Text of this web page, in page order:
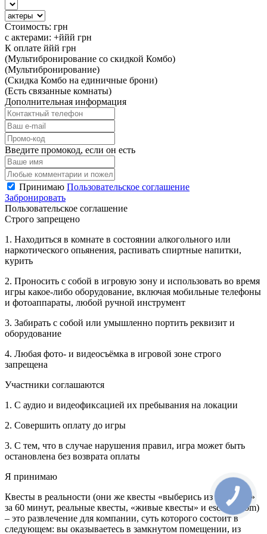
Стоимость: грн
с актерами: +ййй грн
К оплате ййй грн
(Мультибронирование со скидкой Комбо)
(Мультибронирование)
(Скидка Комбо на единичные брони)
(Есть связанные комнаты)
Дополнительная информация
Введите промокод, если он есть
Принимаю Пользовательское соглашение
Забронировать
Пользовательское соглашение
Строго запрещено
1. Находиться в комнате в состоянии алкогольного или
наркотического опьянения, распивать спиртные напитки,
курить
2. Проносить с собой в игровую зону и использовать во время
игры какое-либо оборудование, включая мобильные телефоны
и фотоаппараты, любой ручной инструмент
3. Забирать с собой или умышленно портить реквизит и
оборудование
4. Любая фото- и видеосъёмка в игровой зоне строго
запрещена
Участники соглашаются
1. С аудио и видеофиксацией их пребывания на локации
2. Совершить оплату до игры
3. С тем, что в случае нарушения правил, игра может быть
остановлена без возврата оплаты
Я принимаю
Квесты в реальности (они же квесты «выберись из комнаты»
за 60 минут, реальные квесты, «живые квесты» и escape-room)
– это развлечение для компании, суть которого состоит в
следующем: вы оказываетесь в замкнутом помещении, из
КНОПКА
СВЯЗИ